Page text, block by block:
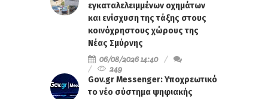
εγκαταλελειμμένων οχημάτων
και ενίσχυση της τάξης στους
κοινόχρηστους χώρους της
Νέας Σμύρνης
06/08/2026 14:40
249
Gov.gr Messenger: Υποχρεωτικό
το νέο σύστημα ψηφιακής